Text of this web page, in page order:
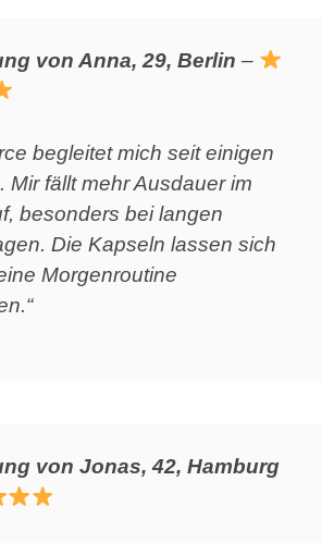
von Anna, 29, Berlin –
begleitet mich seit einigen
Mir fällt mehr Ausdauer im
besonders bei langen
Die Kapseln lassen sich
Morgenroutine
von Jonas, 42, Hamburg